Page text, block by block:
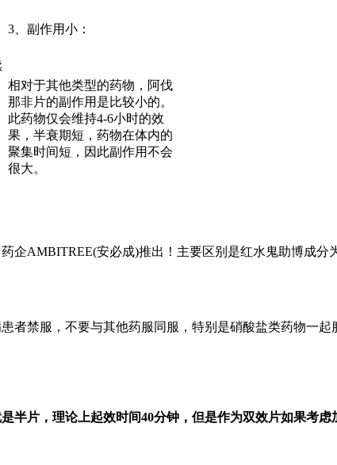
3、副作用小：
相对于其他类型的药物，阿伐
那非片的副作用是比较小的。
此药物仅会维持4-6小时的效
果，半衰期短，药物在体内的
聚集时间短，因此副作用不会
很大。
企AMBITREE(安必成)推出！主要区别是红水鬼助博成
者禁服，不要与其他药服同服，特别是硝酸盐类药物一
半片，理论上起效时间40分钟，但是作为双效片如果考